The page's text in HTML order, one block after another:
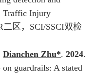
Traffic Injury
二区，SCI/SSCI双检
Dianchen Zhu*.2024.
guardrails: A stated